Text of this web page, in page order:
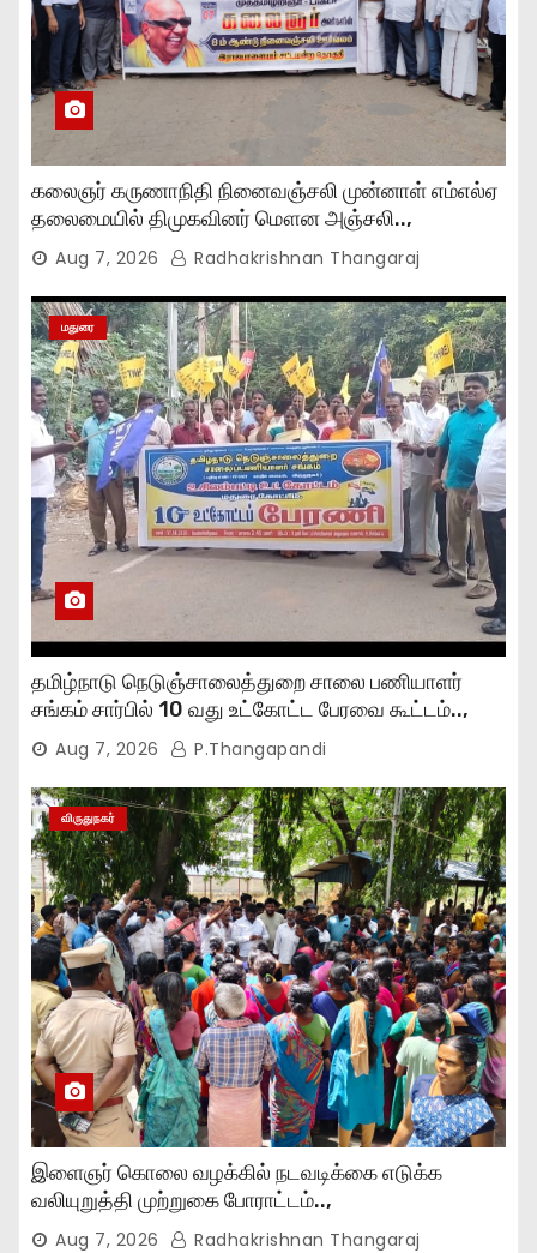
கலைஞர் கருணாநிதி நினைவஞ்சலி முன்னாள் எம்எல்ஏ
தலைமையில் திமுகவினர் மௌன அஞ்சலி..,
Aug 7, 2026 Radhakrishnan Thangaraj
மதுரை
தமிழ்நாடு நெடுஞ்சாலைத்துறை சாலை பணியாளர்
சங்கம் சார்பில் 10 வது உட்கோட்ட பேரவை கூட்டம்..,
Aug 7, 2026 P.Thangapandi
விருதுநகர்
இளைஞர் கொலை வழக்கில் நடவடிக்கை எடுக்க
வலியுறுத்தி முற்றுகை போராட்டம்..,
Aug 7, 2026 Radhakrishnan Thangaraj